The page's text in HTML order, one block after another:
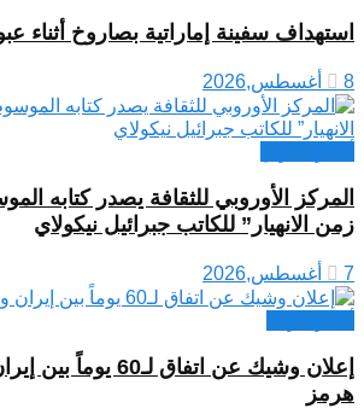
استهداف سفينة إماراتية بصاروخ أثناء
8 أغسطس,2026
المركز الأوروبي للثقافة يصدر كتابه
زمن الانهيار” للكاتب جبرائيل نيكولاي
7 أغسطس,2026
إعلان وشيك عن اتفاق
هرمز